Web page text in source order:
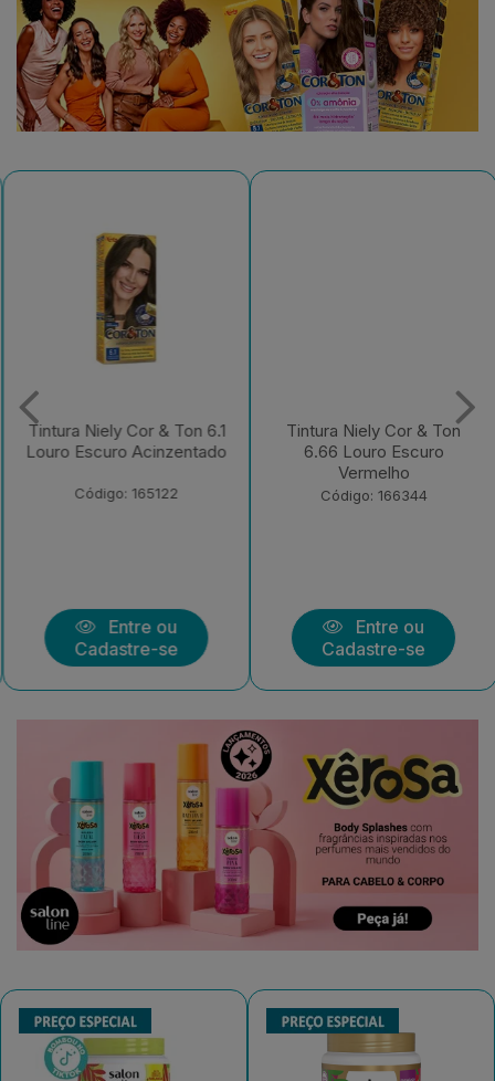
Tintura Niely Cor & Ton 6.1
Louro Escuro Acinzentado
Código: 165122
Entre ou
Cadastre-se
Tintura Niely Cor & Ton
6.66 Louro Escuro
Vermelho
Código: 166344
Entre ou
Cadastre-se